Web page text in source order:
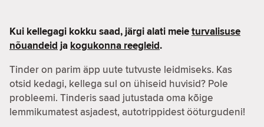
Kui kellegagi kokku saad, järgi alati meieturvalisuse
nõuandeid ja kogukonna reegleid.
Tinder on parim äpp uute tutvuste leidmiseks. Kas
otsid kedagi, kellega sul on ühiseid huvisid? Pole
probleemi. Tinderis saad jutustada oma kõige
lemmikumatest asjadest, autotrippidest ööturgudeni!